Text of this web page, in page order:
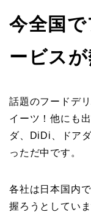
今全国
ービスが
話題のフードデ
イーツ！他にも
ダ、DiDi、ドア
っただ中です。
各社は日本国内
握ろうとしていま